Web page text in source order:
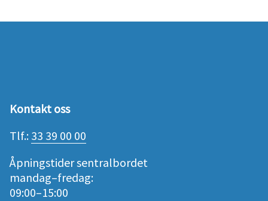
Kontakt oss
Tlf.: 33 39 00 00
Åpningstider sentralbordet
mandag–fredag:
09:00–15:00